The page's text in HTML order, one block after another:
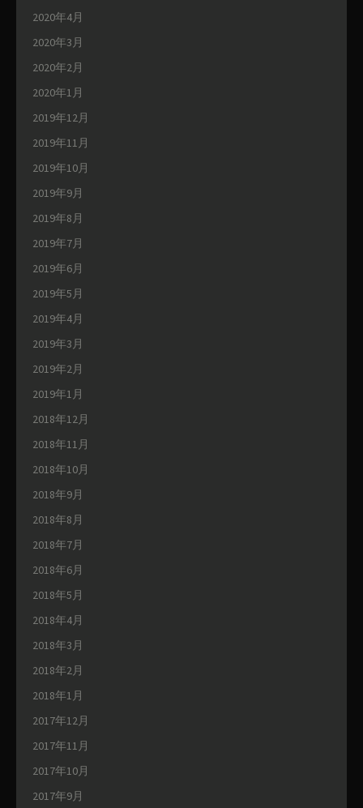
2020年4月
2020年3月
2020年2月
2020年1月
2019年12月
2019年11月
2019年10月
2019年9月
2019年8月
2019年7月
2019年6月
2019年5月
2019年4月
2019年3月
2019年2月
2019年1月
2018年12月
2018年11月
2018年10月
2018年9月
2018年8月
2018年7月
2018年6月
2018年5月
2018年4月
2018年3月
2018年2月
2018年1月
2017年12月
2017年11月
2017年10月
2017年9月